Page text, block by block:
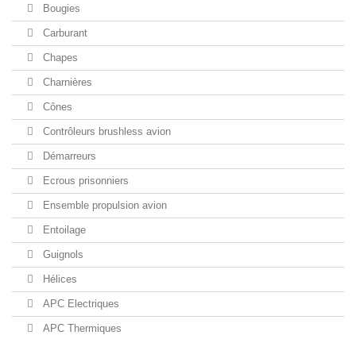
Bougies
Carburant
Chapes
Charnières
Cônes
Contrôleurs brushless avion
Démarreurs
Ecrous prisonniers
Ensemble propulsion avion
Entoilage
Guignols
Hélices
APC Electriques
APC Thermiques